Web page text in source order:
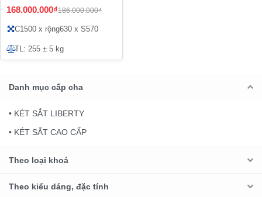
168.000.000₫186.000.000₫
C1500 x rộng630 x S570
TL: 255 ± 5 kg
Danh mục cấp cha
• KÉT SẮT LIBERTY
• KÉT SẮT CAO CẤP
Theo loại khoá
Theo kiểu dáng, đặc tính